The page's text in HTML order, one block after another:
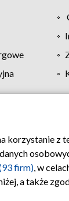
prywatności
firm), w
a także